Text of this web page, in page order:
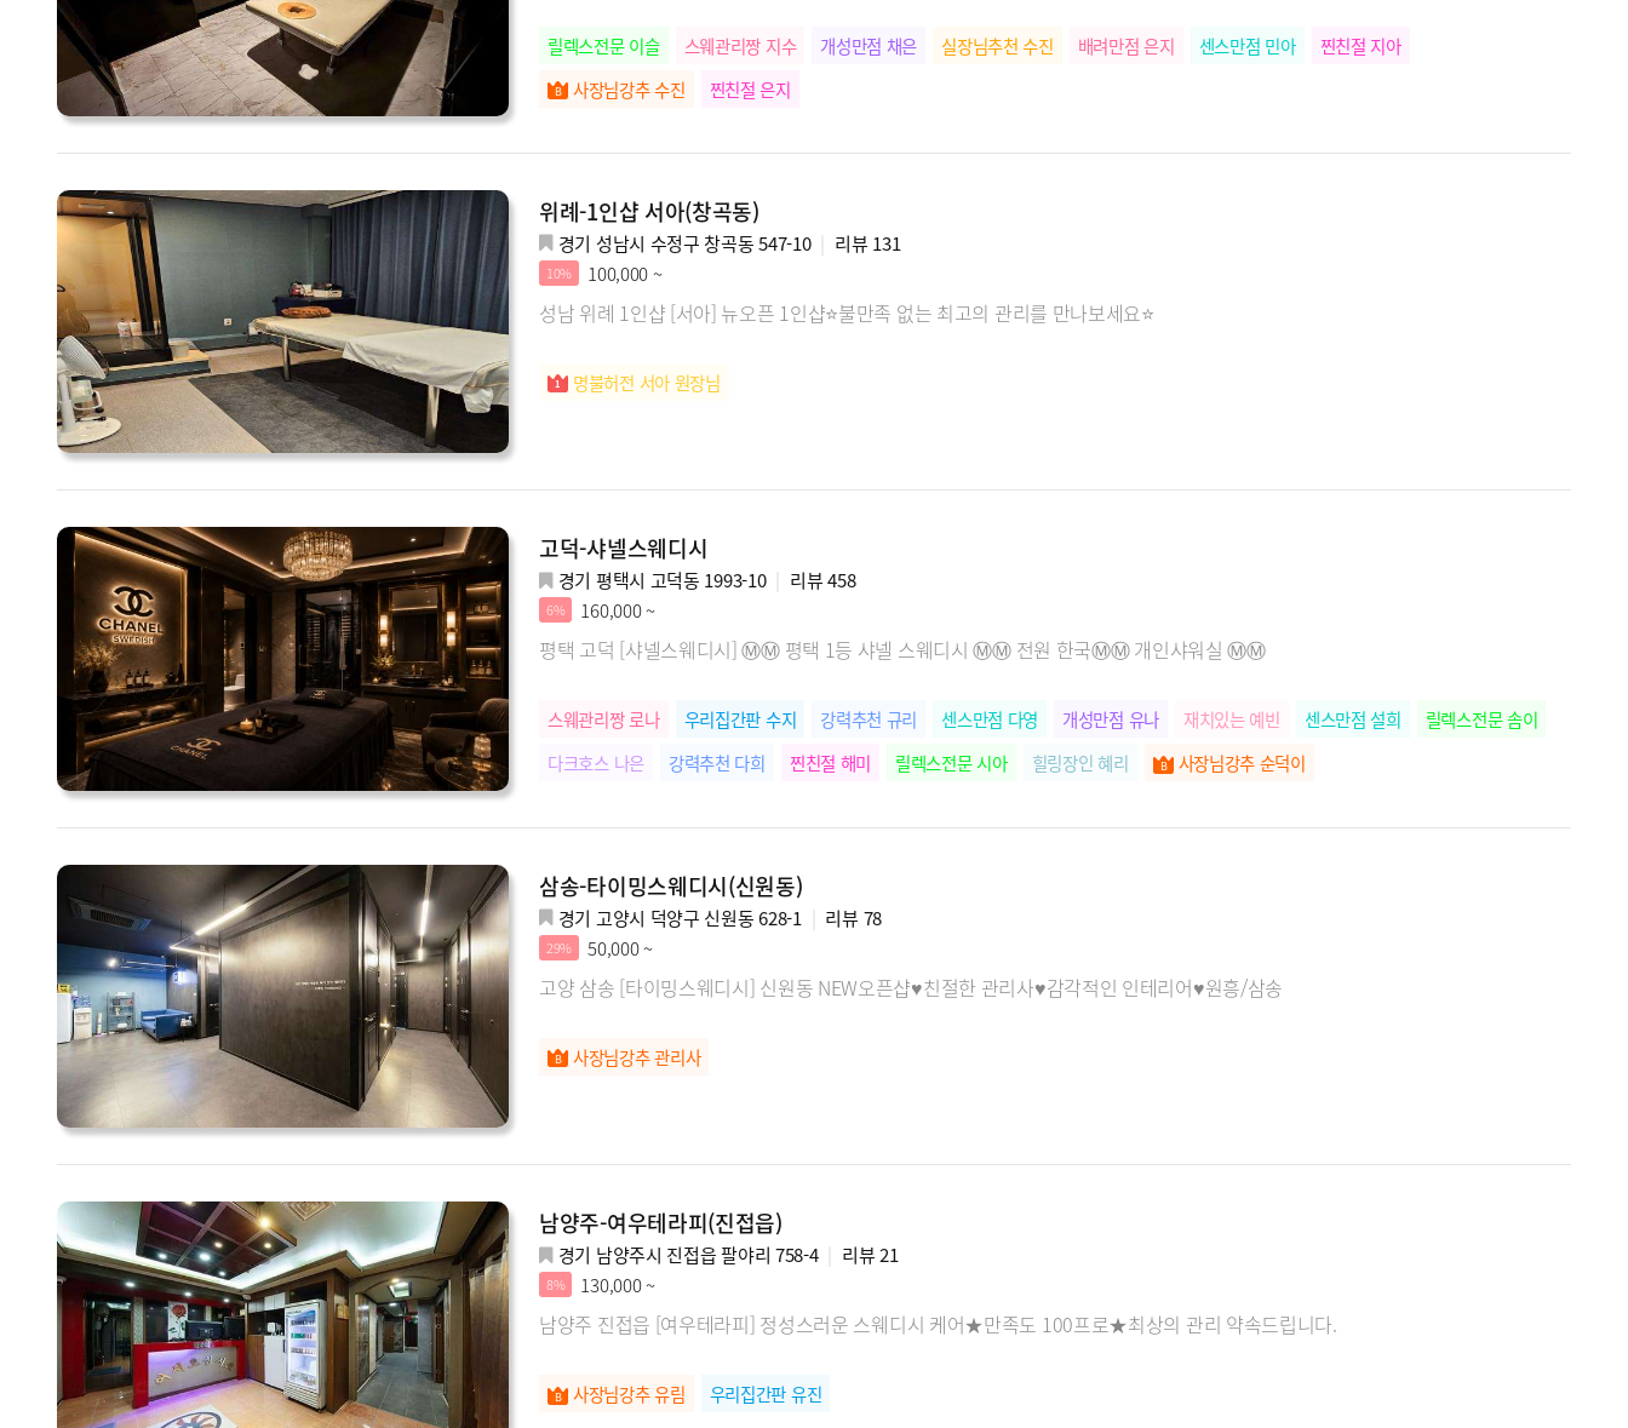
릴렉스전문 이슬 스웨관리짱 지수 개성만점 채은 실장님추천 수진 배려만점 은지 센스만점 민아
찐친절 지아
사장님강추 수진
찐친절 은지
위례-1인샵 서아(창곡동)
경기 성남시 수정구 창곡동 547-10 리뷰 131
10% 100,000 ~
성남 위례 1인샵 [서아] 뉴오픈 1인샵⭐불만족 없는 최고의 관리를 만나보세요⭐
명불허전 서아 원장님
고덕-샤넬스웨디시
경기 평택시 고덕동 1993-10 리뷰458
6% 160,000 ~
평택 고덕 [샤넬스웨디시] Ⓜ️Ⓜ️ 평택 1등 샤넬 스웨디시 Ⓜ️Ⓜ️ 전원 한국Ⓜ️Ⓜ️ 개인샤워실 Ⓜ️Ⓜ️
스웨관리짱 로나 우리집간판 수지 강력추천 규리 센스만점 다영 개성만점 유나 재치있는 예빈 센스만점 설희
릴렉스전문 솜이
다크호스 나은
강력추천 다희 찐친절 해미 릴렉스전문 시아 힐링장인 혜리 사장님강추 순덕이
삼송-타이밍스웨디시(신원동)
경기 고양시 덕양구 신원동 628-1 리뷰 78
29% 50,000 ~
고양 삼송 [타이밍스웨디시] 신원동 NEW오픈샵♥친절한 관리사♥감각적인 인테리어♥원흥/삼송
사장님강추 관리사
남양주-여우테라피(진접읍)
경기 남양주시 진접읍 팔야리 758-4 리뷰21
8% 130,000 ~
남양주 진접읍 [여우테라피] 정성스러운 스웨디시 케어★만족도 100프로★최상의 관리 약속드립니다.
사장님강추 유림 우리집간판 유진